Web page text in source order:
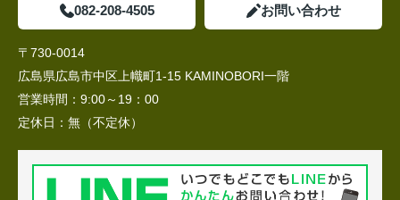
082-208-4505 お問い合わせ
〒730-0014
広島県広島市中区上幟町1-15 KAMINOBORI一階
営業時間： 9:00～19：00
定休日： 無（不定休）